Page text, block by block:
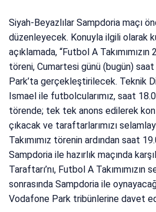
Siyah-Beyazlılar Sampdoria maçı
düzenleyecek. Konuyla ilgili olarak
açıklamada, “Futbol A
töreni, Cumartesi günü (bugün)
Park’ta gerçekleştirilecek. Teknik
Ismael ile futbolcularımız, saat
törende; tek tek anons edilerek
çıkacak ve taraftarlarımızı
Takımımız törenin ardından saat
Sampdoria ile hazırlık maçında
Taraftarı’nı, Futbol A Takımımızın
sonrasında Sampdoria ile
Vodafone Park tribünlerine davet